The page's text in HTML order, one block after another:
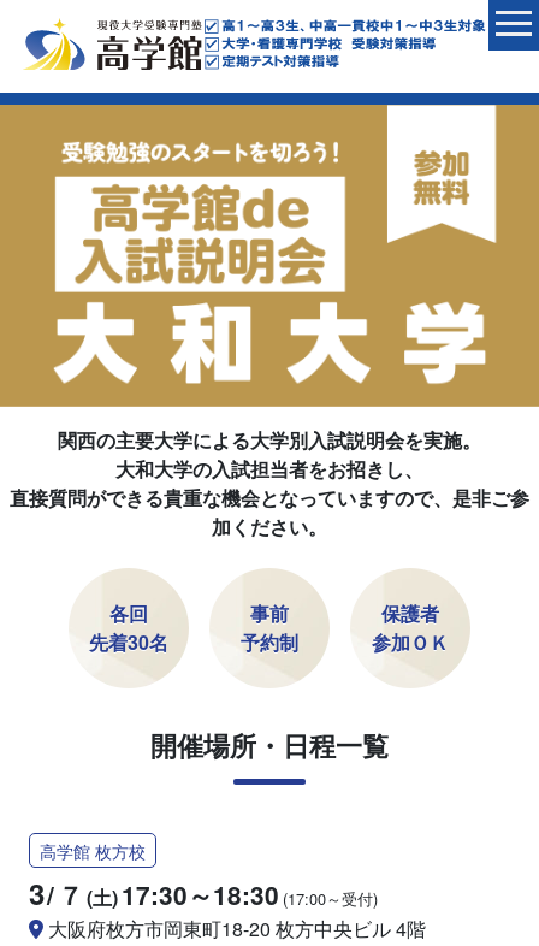
関西の主要大学による大学別入試説明会を実施。
大和大学の入試担当者をお招きし、
直接質問ができる貴重な機会となっていますので、是非ご参
加ください。
各回
先着30名
事前
予約制
保護者
参加ＯＫ
開催場所・日程一覧
高学館 枚方校
3/ ７ (土)17:30～18:30 (17:00～受付)
大阪府枚方市岡東町18-20 枚方中央ビル 4階